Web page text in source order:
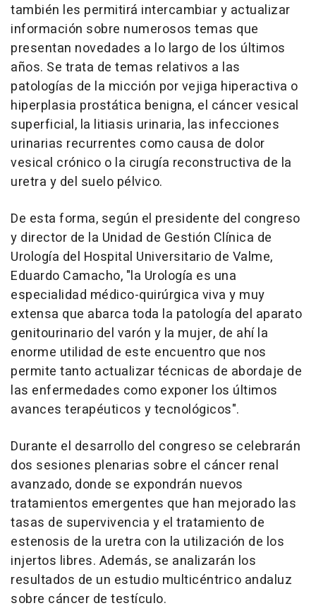
también les permitirá intercambiar y actualizar
información sobre numerosos temas que
presentan novedades a lo largo de los últimos
años. Se trata de temas relativos a las
patologías de la micción por vejiga hiperactiva o
hiperplasia prostática benigna, el cáncer vesical
superficial, la litiasis urinaria, las infecciones
urinarias recurrentes como causa de dolor
vesical crónico o la cirugía reconstructiva de la
uretra y del suelo pélvico.
De esta forma, según el presidente del congreso
y director de la Unidad de Gestión Clínica de
Urología del Hospital Universitario de Valme,
Eduardo Camacho, "la Urología es una
especialidad médico-quirúrgica viva y muy
extensa que abarca toda la patología del aparato
genitourinario del varón y la mujer, de ahí la
enorme utilidad de este encuentro que nos
permite tanto actualizar técnicas de abordaje de
las enfermedades como exponer los últimos
avances terapéuticos y tecnológicos".
Durante el desarrollo del congreso se celebrarán
dos sesiones plenarias sobre el cáncer renal
avanzado, donde se expondrán nuevos
tratamientos emergentes que han mejorado las
tasas de supervivencia y el tratamiento de
estenosis de la uretra con la utilización de los
injertos libres. Además, se analizarán los
resultados de un estudio multicéntrico andaluz
sobre cáncer de testículo.